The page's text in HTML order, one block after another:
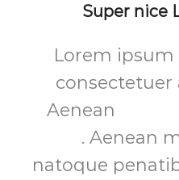
Super nice
Lorem
consectetuer
Aenean
. Aenean
natoque